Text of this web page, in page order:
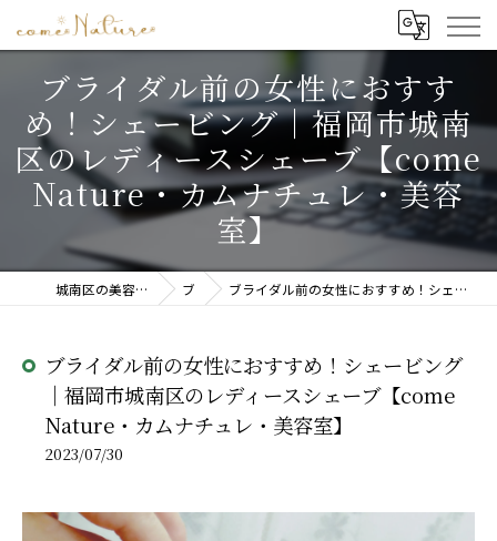
ブライダル前の女性におすす
め！シェービング｜福岡市城南
区のレディースシェーブ【come
Nature・カムナチュレ・美容
室】
城南区の美容室ならcome Nature(カムナチュレ) ブログ ブライダル前の女性におすすめ！シェービング｜福岡市城南区のレディースシェーブ【come Nature・カムナチュレ・美容室】
ブライダル前の女性におすすめ！シェービング
｜福岡市城南区のレディースシェーブ【come
Nature・カムナチュレ・美容室】
2023/07/30